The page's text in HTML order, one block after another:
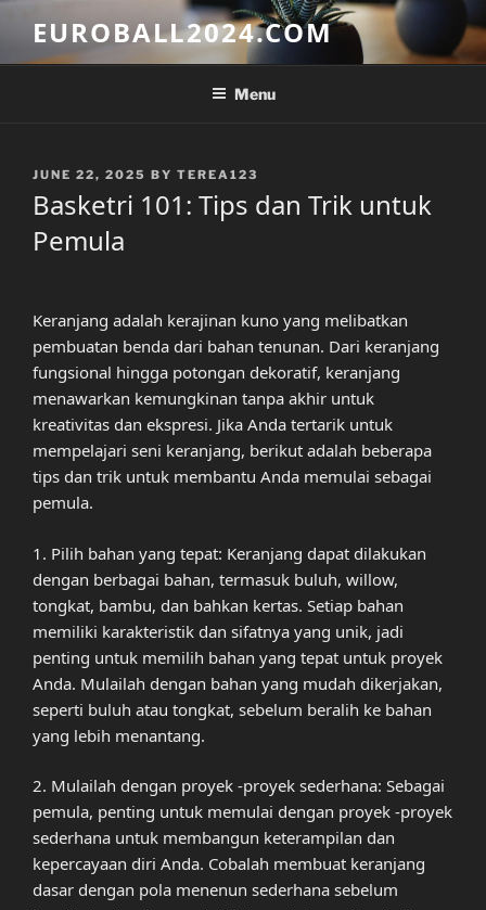
content
EUROBALL2024.COM
Menu
POSTED
JUNE 22, 2025 BY TEREA123
Basketri 101: Tips dan Trik untuk
Pemula
Keranjang adalah kerajinan kuno yang melibatkan
pembuatan benda dari bahan tenunan. Dari keranjang
fungsional hingga potongan dekoratif, keranjang
menawarkan kemungkinan tanpa akhir untuk
kreativitas dan ekspresi. Jika Anda tertarik untuk
mempelajari seni keranjang, berikut adalah beberapa
tips dan trik untuk membantu Anda memulai sebagai
pemula.
1. Pilih bahan yang tepat: Keranjang dapat dilakukan
dengan berbagai bahan, termasuk buluh, willow,
tongkat, bambu, dan bahkan kertas. Setiap bahan
memiliki karakteristik dan sifatnya yang unik, jadi
penting untuk memilih bahan yang tepat untuk proyek
Anda. Mulailah dengan bahan yang mudah dikerjakan,
seperti buluh atau tongkat, sebelum beralih ke bahan
yang lebih menantang.
2. Mulailah dengan proyek -proyek sederhana: Sebagai
pemula, penting untuk memulai dengan proyek -proyek
sederhana untuk membangun keterampilan dan
kepercayaan diri Anda. Cobalah membuat keranjang
dasar dengan pola menenun sederhana sebelum